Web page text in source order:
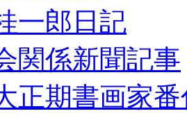
一郎日記
関係新聞記事
正期書画家